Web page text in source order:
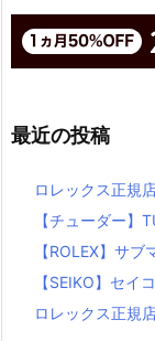
最近の投稿
ロレックス正規
【チューダー】
【ROLEX】サ
【SEIKO】セイ
ロレックス正規